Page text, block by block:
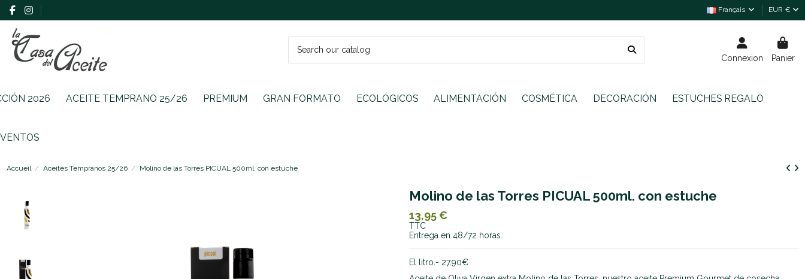
Français EUR €
Connexion Panier
2026 ACEITE TEMPRANO 25/26 PREMIUM GRAN FORMATO ECOLÓGICOS ALIMENTACIÓN COSMÉTICA DECORACIÓN ESTUCHES REGALO
Accueil Aceites Tempranos 25/26 Molino de las Torres PICUAL 500ml. con estuche
Molino de las Torres PICUAL 500ml. con estuche
13,95 €
TTC
Entrega en 48/72 horas.
El litro.- 27.90€